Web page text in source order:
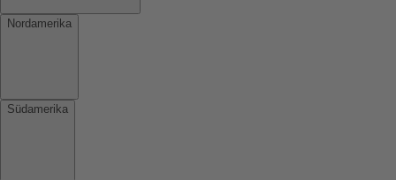
Nordamerika
Südamerika